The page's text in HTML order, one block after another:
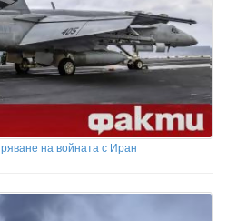
на войната с Иран